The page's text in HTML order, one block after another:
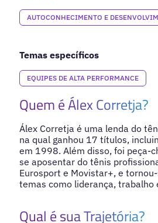
AUTOCONHECIMENTO E
Temas específicos
EQUIPES DE ALTA PERFORMANCE
Quem é Álex Corretja?
Álex Corretja é uma lenda do
na qual ganhou 17 títulos,
em 1998. Além disso, foi peça-
se aposentar do tênis
Eurosport e Movistar+, e
temas como liderança, trabalho
Qual é sua Trajetória?